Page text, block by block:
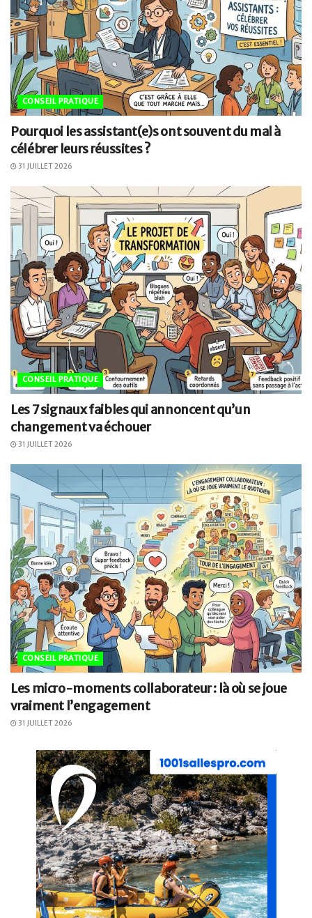
CONSEIL PRATIQUE
Pourquoi les assistant(e)s ont souvent du mal à
célébrer leurs réussites ?
31 JUILLET 2026
CONSEIL PRATIQUE
Les 7 signaux faibles qui annoncent qu’un
changement va échouer
31 JUILLET 2026
CONSEIL PRATIQUE
Les micro-moments collaborateur : là où se joue
vraiment l’engagement
31 JUILLET 2026